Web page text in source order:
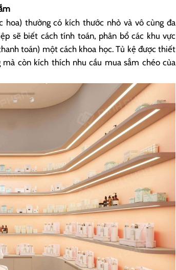
hoa) thường có kích thước nhỏ và vô cùng đa
sẽ biết cách tính toán, phân bổ các khu vực
toán) một cách khoa học. Tủ kệ được thiết
còn kích thích nhu cầu mua sắm chéo của